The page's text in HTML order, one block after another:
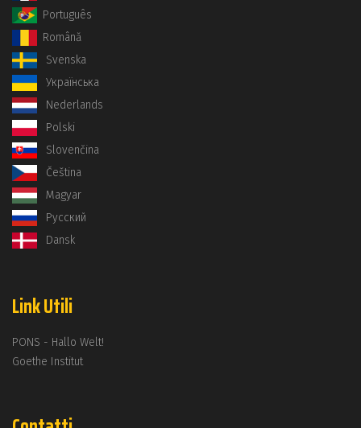
Português
Română
Svenska
Українська
Nederlands
Polski
Slovenčina
Čeština
Magyar
Русский
Dansk
Link Utili
PONS - Hallo Welt!
Goethe Institut